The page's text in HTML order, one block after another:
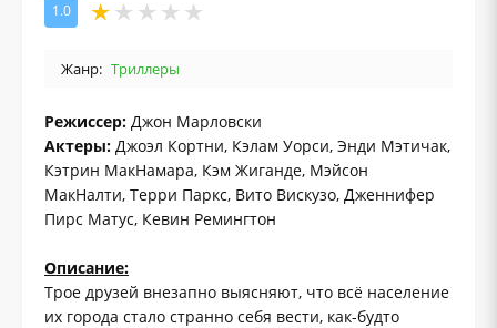
1.0
Жанр: Триллеры
Режиссер: Джон Марловски
Актеры: Джоэл Кортни, Кэлам Уорси, Энди Мэтичак,
Кэтрин МакНамара, Кэм Жиганде, Мэйсон
МакНалти, Терри Паркс, Вито Вискузо, Дженнифер
Пирс Матус, Кевин Ремингтон
Описание:
Трое друзей внезапно выясняют, что всё население
их города стало странно себя вести, как-будто